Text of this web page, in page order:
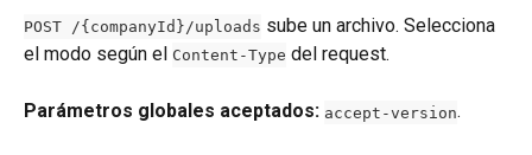
POST /{companyId}/uploads sube un archivo. Selecciona
el modo según el Content-Type del request.
Parámetros globales aceptados: accept-version.